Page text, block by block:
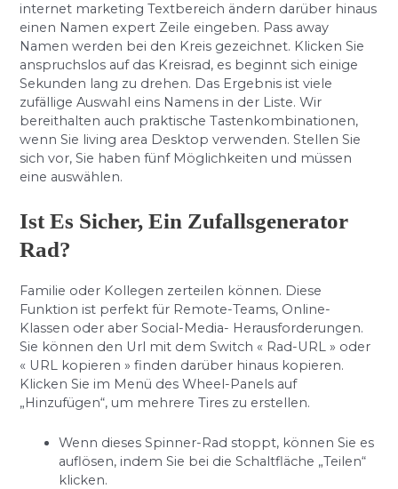
internet marketing Textbereich ändern darüber hinaus
einen Namen expert Zeile eingeben. Pass away
Namen werden bei den Kreis gezeichnet. Klicken Sie
anspruchslos auf das Kreisrad, es beginnt sich einige
Sekunden lang zu drehen. Das Ergebnis ist viele
zufällige Auswahl eins Namens in der Liste. Wir
bereithalten auch praktische Tastenkombinationen,
wenn Sie living area Desktop verwenden. Stellen Sie
sich vor, Sie haben fünf Möglichkeiten und müssen
eine auswählen.
Ist Es Sicher, Ein Zufallsgenerator
Rad?
Familie oder Kollegen zerteilen können. Diese
Funktion ist perfekt für Remote-Teams, Online-
Klassen oder aber Social-Media- Herausforderungen.
Sie können den Url mit dem Switch « Rad-URL » oder
« URL kopieren » finden darüber hinaus kopieren.
Klicken Sie im Menü des Wheel-Panels auf
„Hinzufügen“, um mehrere Tires zu erstellen.
Wenn dieses Spinner-Rad stoppt, können Sie es
auflösen, indem Sie bei die Schaltfläche „Teilen“
klicken.